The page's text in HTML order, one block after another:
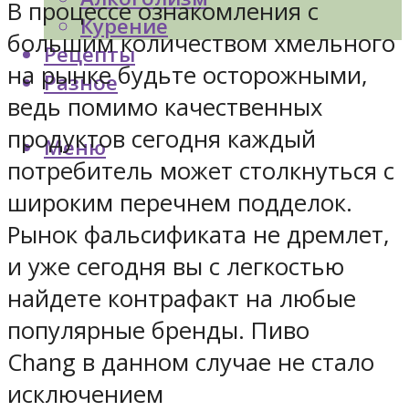
Курение
Рецепты
Разное
Меню
В процессе ознакомления с
большим количеством хмельного
на рынке будьте осторожными,
ведь помимо качественных
продуктов сегодня каждый
потребитель может столкнуться с
широким перечнем подделок.
Рынок фальсификата не дремлет,
и уже сегодня вы с легкостью
найдете контрафакт на любые
популярные бренды. Пиво
Chang в данном случае не стало
исключением